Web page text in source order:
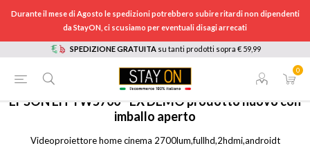
Durante il mese di Agosto le spedizioni potrebbero subire ritardi non dipendenti
da StayON, ci scusiamo per eventuali disagi arrecati
SPEDIZIONE GRATUITA su tanti prodotti sopra € 59,99
0
HOME / / TV / VIDEOPROIETTORI EHTW5700
EPSON EH-TW5700 - EX DEMO prodotto nuovo con
imballo aperto
Videoproiettore home cinema 2700lum,fullhd,2hdmi,androidt